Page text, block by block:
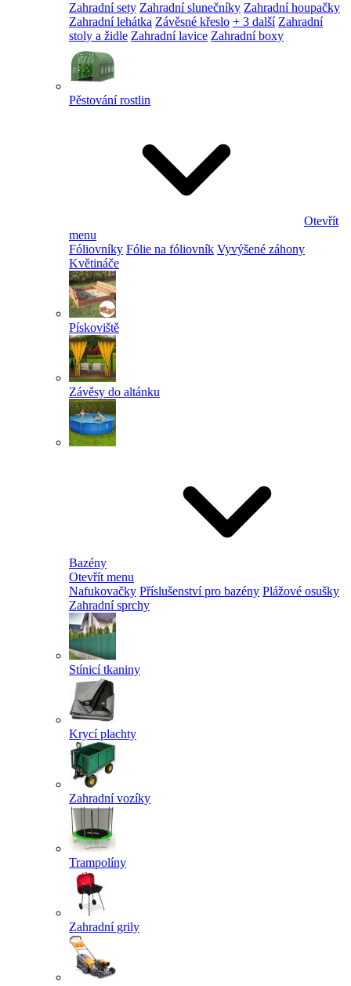
Zahradní sety Zahradní slunečníky Zahradní houpačky
Zahradní lehátka Závěsné křeslo + 3 další Zahradní
stoly a židle Zahradní lavice Zahradní boxy
Pěstování rostlin
Otevřít
menu
Fóliovníky Fólie na fóliovník Vyvýšené záhony
Květináče
Pískoviště
Závěsy do altánku
Bazény
Otevřít menu
Nafukovačky Příslušenství pro bazény Plážové osušky
Zahradní sprchy
Stínicí tkaniny
Krycí plachty
Zahradní vozíky
Trampolíny
Zahradní grily